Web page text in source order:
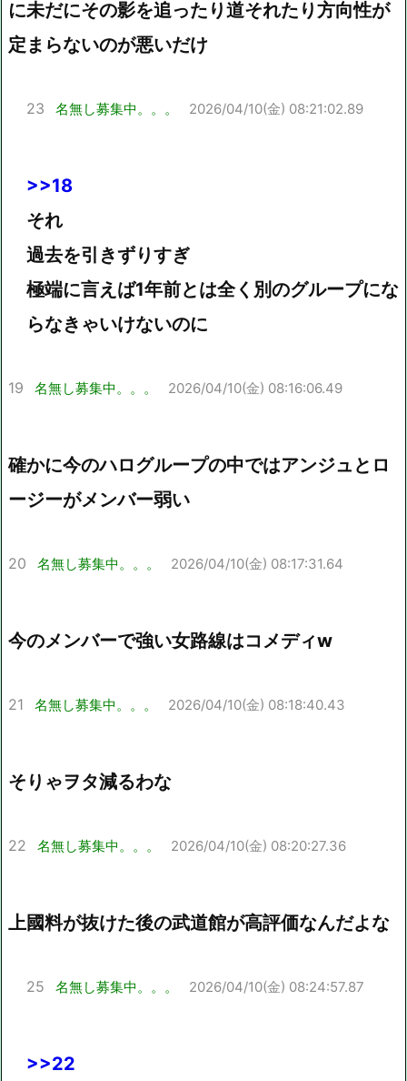
に未だにその影を追ったり道それたり方向性が
定まらないのが悪いだけ
23 名無し募集中。。。 2026/04/10(金) 08:21:02.89
>>18
それ
過去を引きずりすぎ
極端に言えば1年前とは全く別のグループにな
らなきゃいけないのに
19 名無し募集中。。。 2026/04/10(金) 08:16:06.49
確かに今のハログループの中ではアンジュとロ
ージーがメンバー弱い
20 名無し募集中。。。 2026/04/10(金) 08:17:31.64
今のメンバーで強い女路線はコメディw
21 名無し募集中。。。 2026/04/10(金) 08:18:40.43
そりゃヲタ減るわな
22 名無し募集中。。。 2026/04/10(金) 08:20:27.36
上國料が抜けた後の武道館が高評価なんだよな
25 名無し募集中。。。 2026/04/10(金) 08:24:57.87
>>22